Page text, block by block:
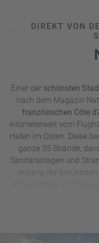
DIREKT VON
Einer der schönsten
nach dem Magazin
französischen Côte
kilometerweit vom
Hafen im Osten. Diese
ganze 35 Strände,
Sanitäranlagen und
entlang der berühmten
besonders nahe am
Stadtstrände in Nizza,